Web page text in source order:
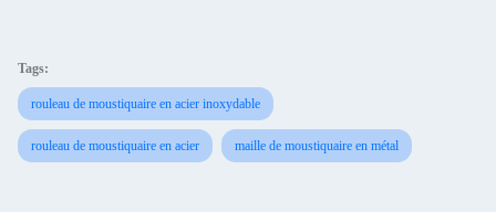
Tags:
rouleau de moustiquaire en acier inoxydable
rouleau de moustiquaire en acier maille de moustiquaire en métal